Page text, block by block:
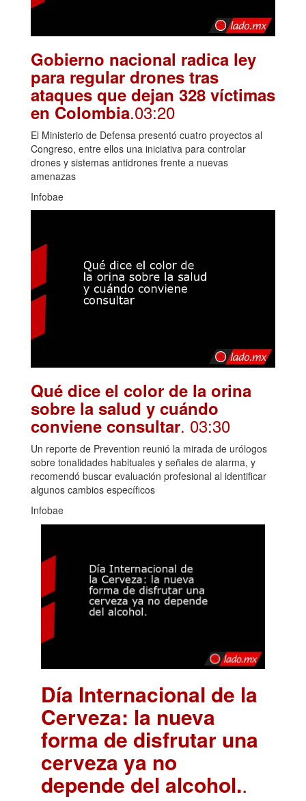
Gobierno nacional radica ley
para regular drones tras
ataques que dejan 328 víctimas
en Colombia.03:20
El Ministerio de Defensa presentó cuatro proyectos al
Congreso, entre ellos una iniciativa para controlar
drones y sistemas antidrones frente a nuevas
amenazas
Infobae
Qué dice el color de la orina
sobre la salud y cuándo
conviene consultar. 03:30
Un reporte de Prevention reunió la mirada de urólogos
sobre tonalidades habituales y señales de alarma, y
recomendó buscar evaluación profesional al identificar
algunos cambios específicos
Infobae
Día Internacional de la
Cerveza: la nueva
forma de disfrutar una
cerveza ya no
depende del alcohol..